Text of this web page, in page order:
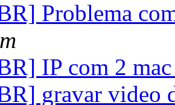
Problema
IP com 2
gravar video